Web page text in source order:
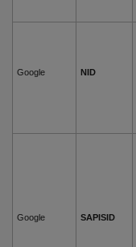
Google NID
Google SAPISID